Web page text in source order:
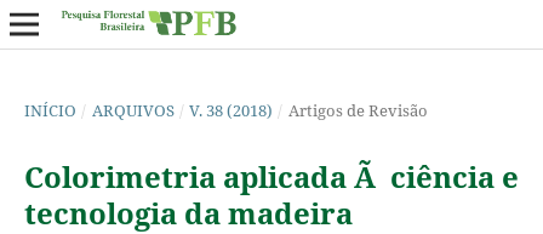
INÍCIO / ARQUIVOS / V. 38 (2018) / Artigos de Revisão
Colorimetria aplicada Ã ciência e
tecnologia da madeira